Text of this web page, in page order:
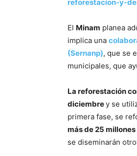
reforestacion-y-
El Minam planea
implica una
(Sernanp), que se
municipales, que
La reforestación
diciembrey se
primera fase, se
más de 25
se diseminarán